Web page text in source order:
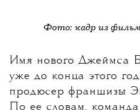
Фото: кадр из
Имя нового Джеймса
уже до конца этого
продюсер франшизы
По ее словам,